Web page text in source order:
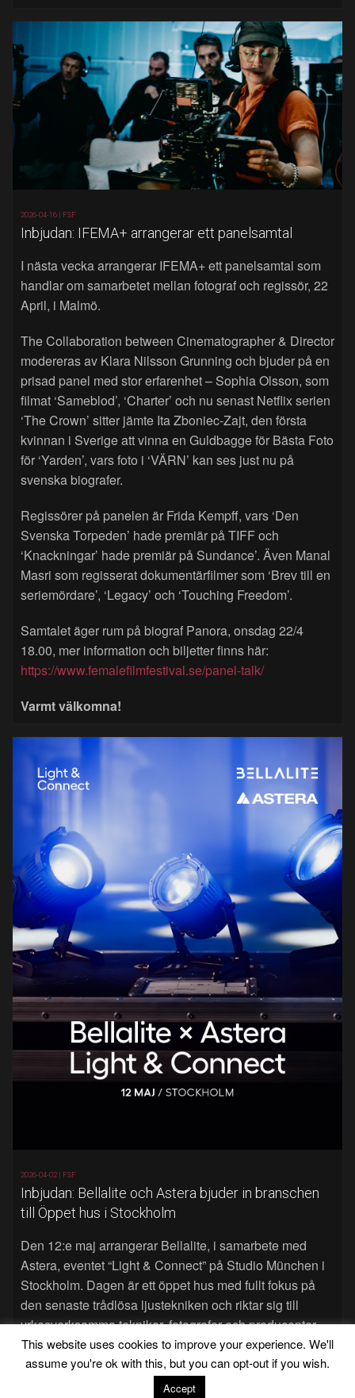
2026-04-16 | FSF
Inbjudan: IFEMA+ arrangerar ett panelsamtal
I nästa vecka arrangerar IFEMA+ ett panelsamtal som
handlar om samarbetet mellan fotograf och regissör, 22
April, i Malmö.
The Collaboration between Cinematographer & Director
modereras av Klara Nilsson Grunning och bjuder på en
prisad panel med stor erfarenhet – Sophia Olsson, som
filmat ‘Sameblod’, ‘Charter’ och nu senast Netflix serien
‘The Crown’ sitter jämte Ita Zboniec-Zajt, den första
kvinnan i Sverige att vinna en Guldbagge för Bästa Foto
för ‘Yarden’, vars foto i ‘VÄRN’ kan ses just nu på
svenska biografer.
Regissörer på panelen är Frida Kempff, vars ‘Den
Svenska Torpeden’ hade premiär på TIFF och
‘Knackningar’ hade premiär på Sundance’. Även Manal
Masri som regisserat dokumentärfilmer som ‘Brev till en
seriemördare’, ‘Legacy’ och ‘Touching Freedom’.
Samtalet äger rum på biograf Panora, onsdag 22/4
18.00, mer information och biljetter finns här:
https://www.femalefilmfestival.se/panel-talk/
Varmt välkomna!
2026-04-02 | FSF
Inbjudan: Bellalite och Astera bjuder in branschen
till Öppet hus i Stockholm
Den 12:e maj arrangerar Bellalite, i samarbete med
Astera, eventet “Light & Connect” på Studio München i
Stockholm. Dagen är ett öppet hus med fullt fokus på
den senaste trådlösa ljustekniken och riktar sig till
yrkesverksamma tekniker, fotografer och producenter.
Läs mer…
This website uses cookies to improve your experience. We'll
assume you're ok with this, but you can opt-out if you wish.
Accept